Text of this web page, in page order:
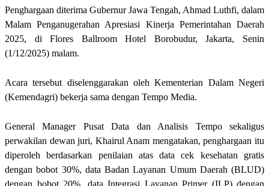
Penghargaan diterima Gubernur Jawa Tengah, Ahmad Luthfi, dalam
Malam Penganugerahan Apresiasi Kinerja Pemerintahan Daerah
2025, di Flores Ballroom Hotel Borobudur, Jakarta, Senin
(1/12/2025) malam.
Acara tersebut diselenggarakan oleh Kementerian Dalam Negeri
(Kemendagri) bekerja sama dengan Tempo Media.
General Manager Pusat Data dan Analisis Tempo sekaligus
perwakilan dewan juri, Khairul Anam mengatakan, penghargaan itu
diperoleh berdasarkan penilaian atas data cek kesehatan gratis
dengan bobot 30%, data Badan Layanan Umum Daerah (BLUD)
dengan bobot 20%, data Integrasi Layanan Primer (ILP) dengan